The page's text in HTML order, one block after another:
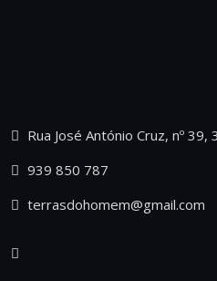
Rua José António Cruz, nº
939 850 787
terrasdohomem@gmail.com